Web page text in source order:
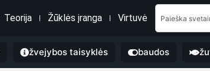
Teorija Žūklės įranga Virtuvė
žvejybos taisyklės baudos